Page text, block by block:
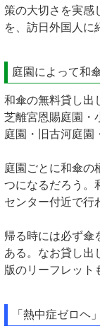
策の大切さを実感
を、訪日外国人に
庭園によって和
和傘の無料貸し出
芝離宮恩賜庭園・
庭園・旧古河庭園
庭園ごとに和傘の
つになるだろう。
センター付近で行
帰る時には必ず傘
ある。なお貸し出
版のリーフレット
「熱中症ゼロヘ